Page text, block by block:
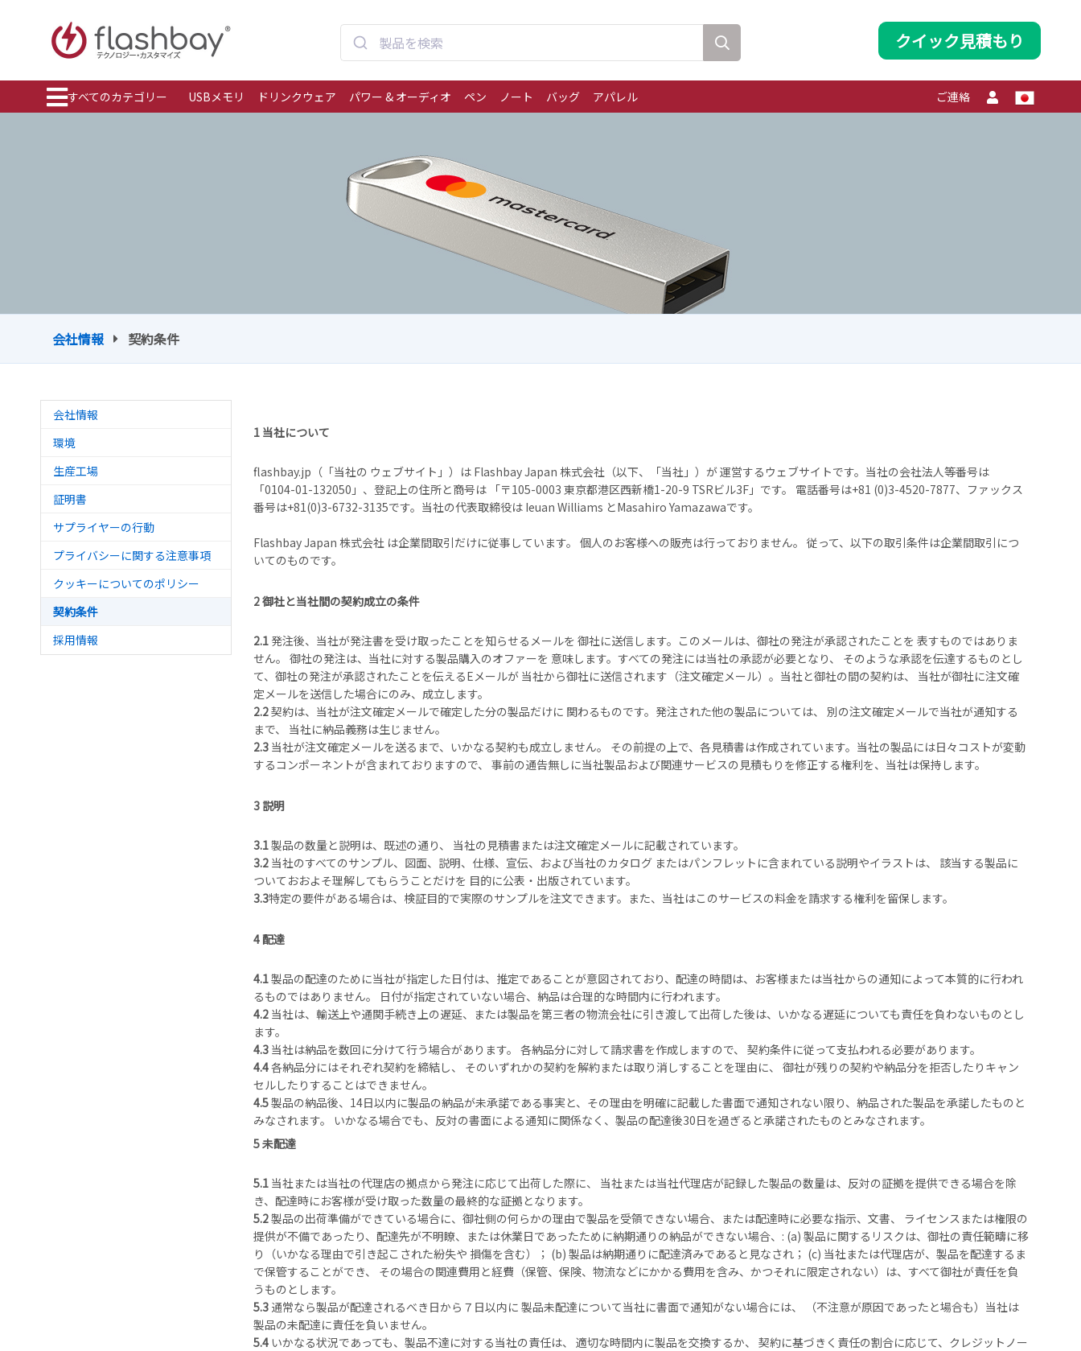
クイック見積もり
すべてのカテゴリー USBメモリ ドリンクウェア パワー & オーディオ ペン ノート バッグ アパレル ご連絡
会社情報 契約条件
1 当社について
flashbay.jp（「当社の ウェブサイト」）は Flashbay Japan 株式会社（以下、「当社」）が 運営するウェブサイトです。当社の会社法人等番号は
「0104-01-132050」、登記上の住所と商号は 「〒105-0003 東京都港区西新橋1-20-9 TSRビル3F」です。 電話番号は+81 (0)3-4520-7877、ファックス
番号は+81(0)3-6732-3135です。当社の代表取締役は Ieuan Williams とMasahiro Yamazawaです。
Flashbay Japan 株式会社 は企業間取引だけに従事しています。 個人のお客様への販売は行っておりません。 従って、以下の取引条件は企業間取引につ
いてのものです。
2 御社と当社間の契約成立の条件
2.1 発注後、当社が発注書を受け取ったことを知らせるメールを 御社に送信します。このメールは、御社の発注が承認されたことを 表すものではありま
せん。 御社の発注は、当社に対する製品購入のオファーを 意味します。すべての発注には当社の承認が必要となり、 そのような承認を伝達するものとし
て、御社の発注が承認されたことを伝えるEメールが 当社から御社に送信されます（注文確定メール）。当社と御社の間の契約は、 当社が御社に注文確
定メールを送信した場合にのみ、成立します。
2.2契約は、当社が注文確定メールで確定した分の製品だけに 関わるものです。発注された他の製品については、 別の注文確定メールで当社が通知する
まで、 当社に納品義務は生じません。
2.3 当社が注文確定メールを送るまで、いかなる契約も成立しません。 その前提の上で、各見積書は作成されています。当社の製品には日々コストが変動
するコンポーネントが含まれておりますので、 事前の通告無しに当社製品および関連サービスの見積もりを修正する権利を、当社は保持します。
3 説明
3.1製品の数量と説明は、既述の通り、 当社の見積書または注文確定メールに記載されています。
3.2 当社のすべてのサンプル、図面、説明、仕様、宣伝、および当社のカタログ またはパンフレットに含まれている説明やイラストは、 該当する製品に
ついておおよそ理解してもらうことだけを 目的に公表・出版されています。
3.3特定の要件がある場合は、検証目的で実際のサンプルを注文できます。また、当社はこのサービスの料金を請求する権利を留保します。
4 配達
4.1製品の配達のために当社が指定した日付は、推定であることが意図されており、配達の時間は、お客様または当社からの通知によって本質的に行われ
るものではありません。 日付が指定されていない場合、納品は合理的な時間内に行われます。
4.2 当社は、輸送上や通関手続き上の遅延、または製品を第三者の物流会社に引き渡して出荷した後は、いかなる遅延についても責任を負わないものとし
ます。
4.3 当社は納品を数回に分けて行う場合があります。 各納品分に対して請求書を作成しますので、 契約条件に従って支払われる必要があります。
4.4各納品分にはそれぞれ契約を締結し、 そのいずれかの契約を解約または取り消しすることを理由に、 御社が残りの契約や納品分を拒否したりキャン
セルしたりすることはできません。
4.5製品の納品後、14日以内に製品の納品が未承諾である事実と、その理由を明確に記載した書面で通知されない限り、納品された製品を承諾したものと
みなされます。 いかなる場合でも、反対の書面による通知に関係なく、製品の配達後30日を過ぎると承諾されたものとみなされます。
5 未配達
5.1 当社または当社の代理店の拠点から発注に応じて出荷した際に、 当社または当社代理店が記録した製品の数量は、反対の証拠を提供できる場合を除
き、配達時にお客様が受け取った数量の最終的な証拠となります。
5.2製品の出荷準備ができている場合に、御社側の何らかの理由で製品を受領できない場合、または配達時に必要な指示、文書、 ライセンスまたは権限の
提供が不備であったり、配達先が不明瞭、または休業日であったために納期通りの納品ができない場合、: (a) 製品に関するリスクは、御社の責任範疇に移
り（いかなる理由で引き起こされた紛失や 損傷を含む）； (b) 製品は納期通りに配達済みであると見なされ； (c) 当社または代理店が、製品を配達するま
で保管することができ、 その場合の関連費用と経費（保管、保険、物流などにかかる費用を含み、かつそれに限定されない）は、すべて御社が責任を負
うものとします。
5.3 通常なら製品が配達されるべき日から７日以内に 製品未配達について当社に書面で通知がない場合には、 （不注意が原因であったと場合も）当社は
製品の未配達に責任を負いません。
5.4 いかなる状況であっても、製品不達に対する当社の責任は、 適切な時間内に製品を交換するか、 契約に基づきく責任の割合に応じて、クレジットノー
会社情報
環境
生産工場
証明書
サプライヤーの行動
プライバシーに関する注意事項
クッキーについてのポリシー
契約条件
採用情報